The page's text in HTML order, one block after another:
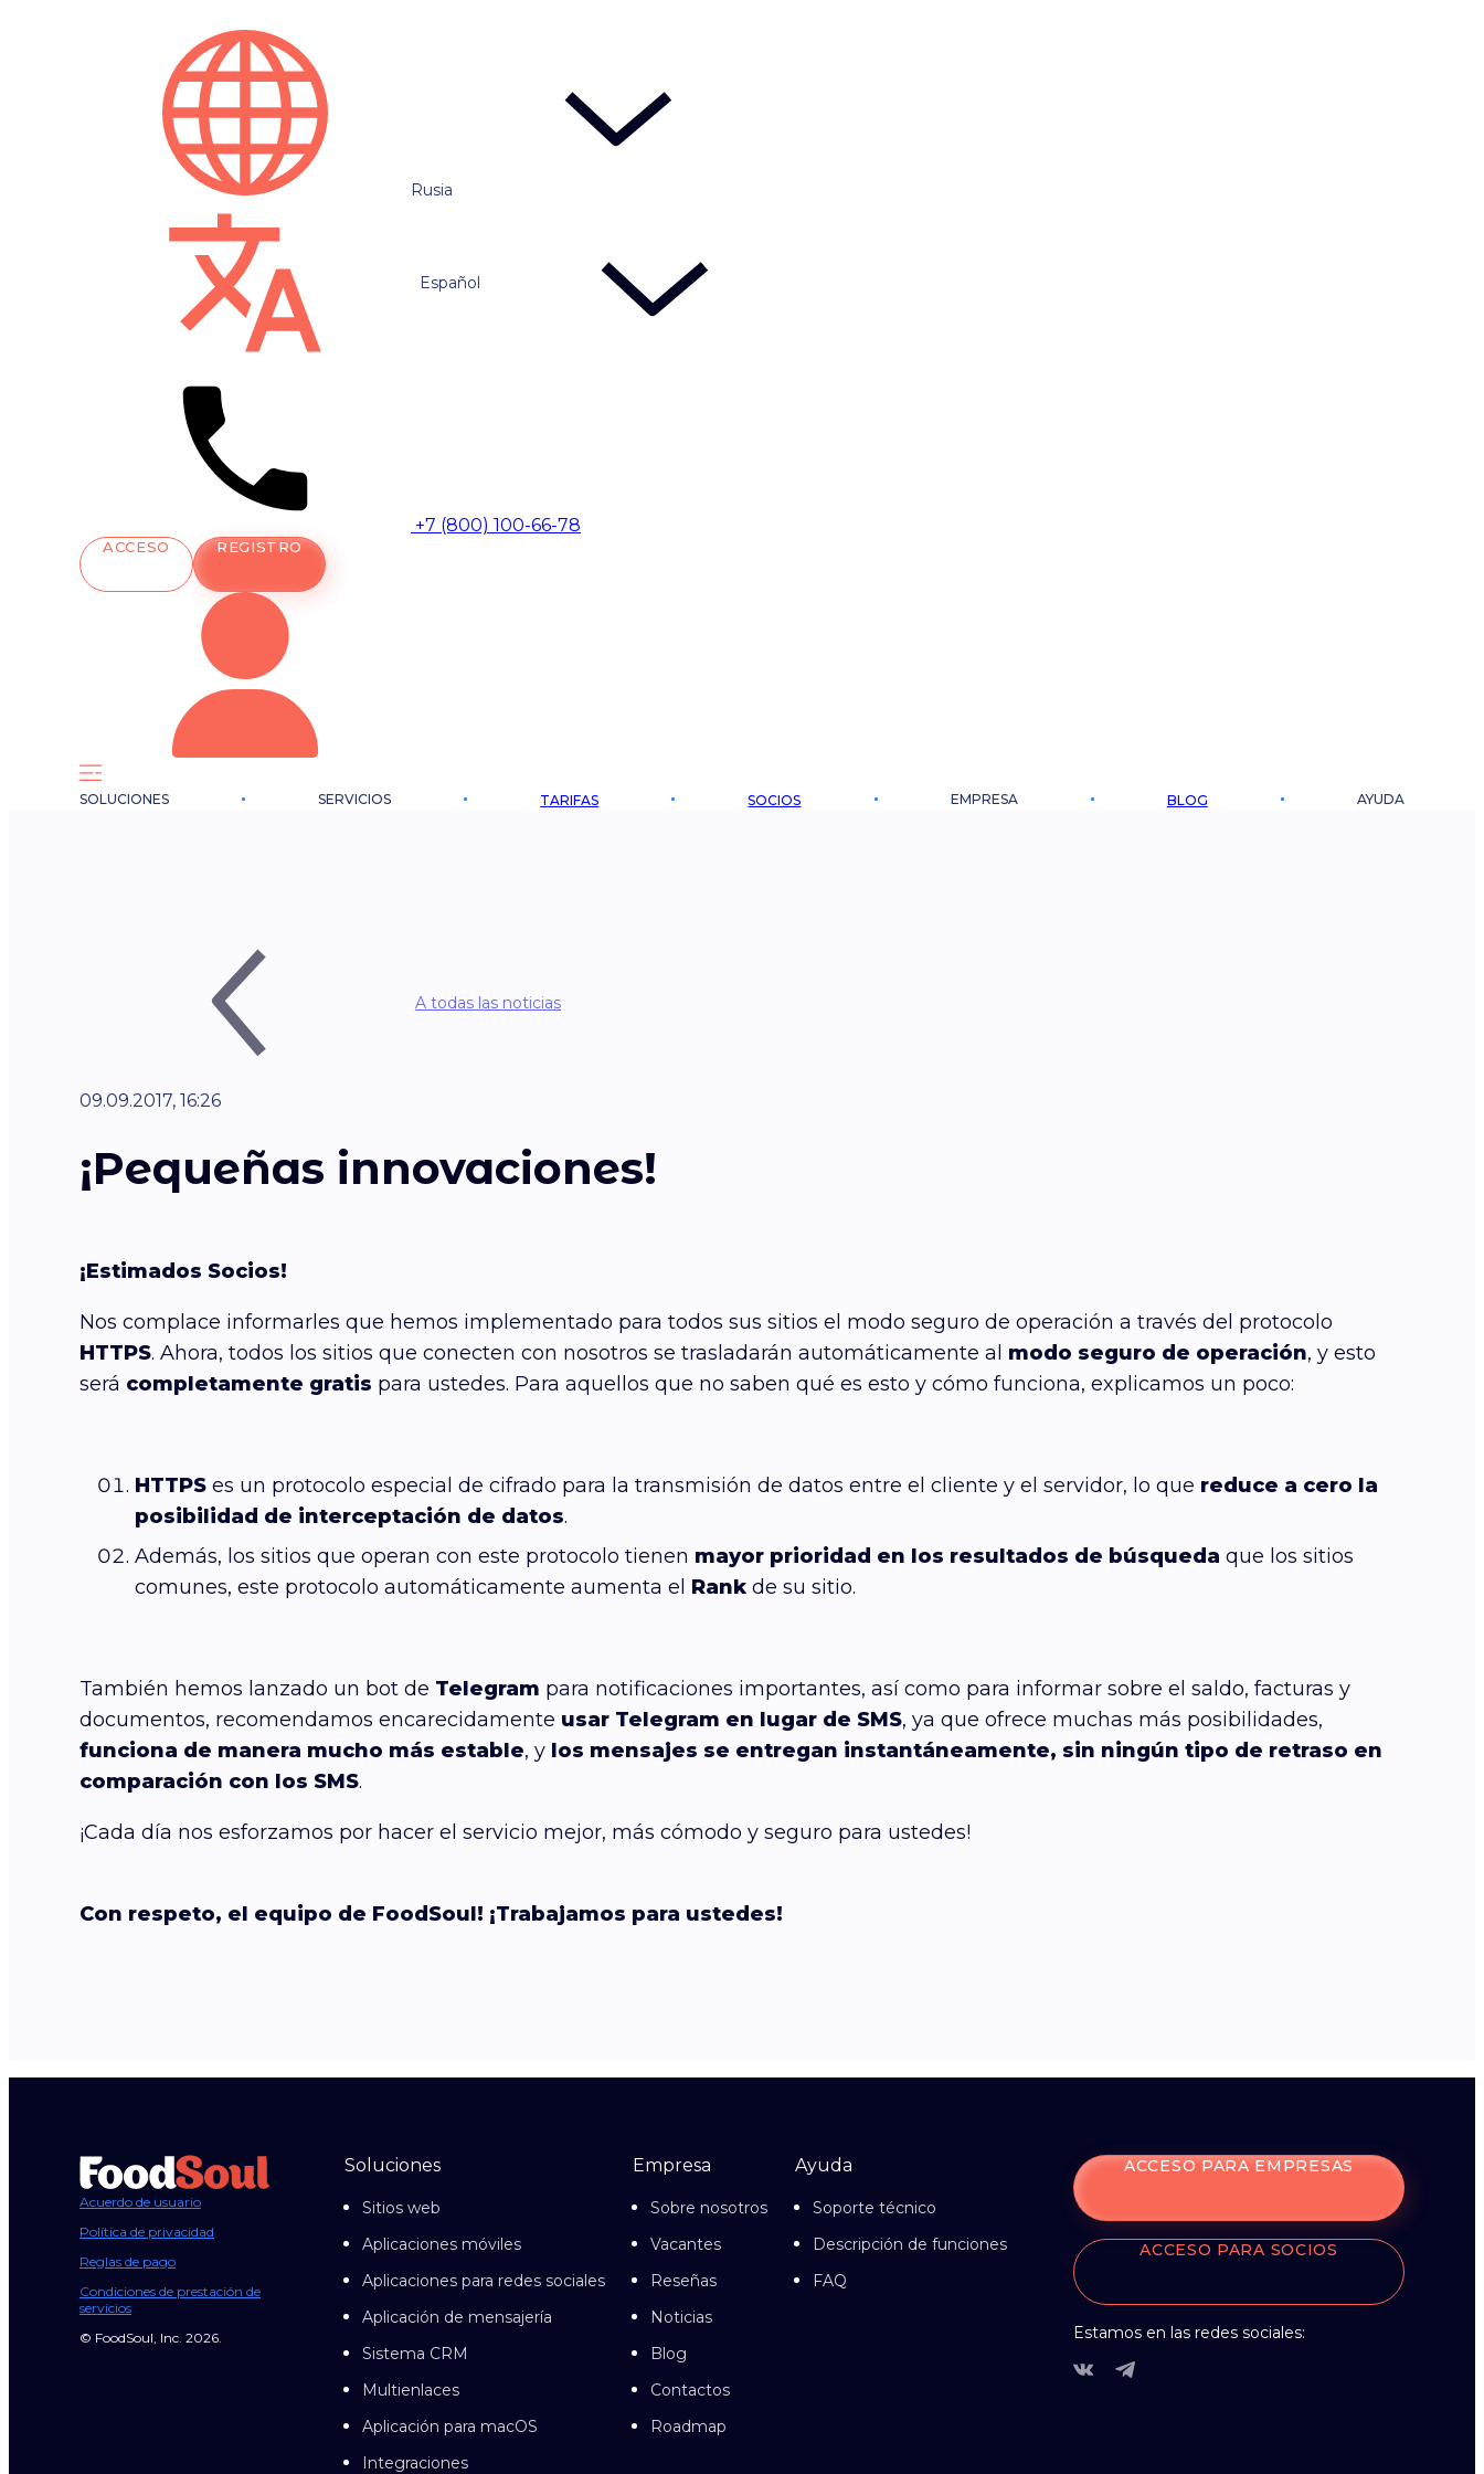
Rusia
Español
+7 (800) 100-66-78
ACCESO REGISTRO
SOLUCIONES SERVICIOS TARIFAS SOCIOS EMPRESA BLOG AYUDA
A todas las noticias
09.09.2017, 16:26
¡Pequeñas innovaciones!
¡Estimados Socios!
Nos complace informarles que hemos implementado para todos sus sitios el modo seguro de operación a través del protocolo
HTTPS. Ahora, todos los sitios que conecten con nosotros se trasladarán automáticamente al modo seguro de operación, y esto
será completamente gratis para ustedes. Para aquellos que no saben qué es esto y cómo funciona, explicamos un poco:
HTTPS es un protocolo especial de cifrado para la transmisión de datos entre el cliente y el servidor, lo que reduce a cero la
posibilidad de interceptación de datos.
Además, los sitios que operan con este protocolo tienen mayor prioridad en los resultados de búsqueda que los sitios
comunes, este protocolo automáticamente aumenta el Rank de su sitio.
También hemos lanzado un bot de Telegram para notificaciones importantes, así como para informar sobre el saldo, facturas y
documentos, recomendamos encarecidamente usar Telegram en lugar de SMS, ya que ofrece muchas más posibilidades,
funciona de manera mucho más estable, y los mensajes se entregan instantáneamente, sin ningún tipo de retraso en
comparación con los SMS.
¡Cada día nos esforzamos por hacer el servicio mejor, más cómodo y seguro para ustedes!
Con respeto, el equipo de FoodSoul! ¡Trabajamos para ustedes!
Acuerdo de usuario
Política de privacidad
Reglas de pago
Condiciones de prestación de
servicios
© FoodSoul, Inc. 2026.
Soluciones
Sitios web
Aplicaciones móviles
Aplicaciones para redes sociales
Aplicación de mensajería
Sistema CRM
Multienlaces
Aplicación para macOS
Integraciones
Empresa
Sobre nosotros
Vacantes
Reseñas
Noticias
Blog
Contactos
Roadmap
Ayuda
Soporte técnico
Descripción de funciones
FAQ
ACCESO PARA EMPRESAS
ACCESO PARA SOCIOS
Estamos en las redes sociales: